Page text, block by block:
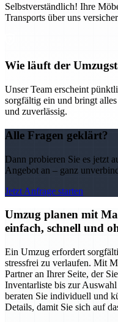
Selbstverständlich! Ihre
Transports über uns
Wie läuft der
Unser Team erscheint
sorgfältig ein und bringt
und zuverlässig.
Alle Fragen geklärt?
Dann probieren Sie es jetzt
Angebot an – ganz
Jetzt Anfrage starten
Umzug planen mit
einfach, schnell und
Ein Umzug erfordert
stressfrei zu verlaufen. Mit
Partner an Ihrer Seite, der
Inventarliste bis zur
beraten Sie individuell und
Details, damit Sie sich auf